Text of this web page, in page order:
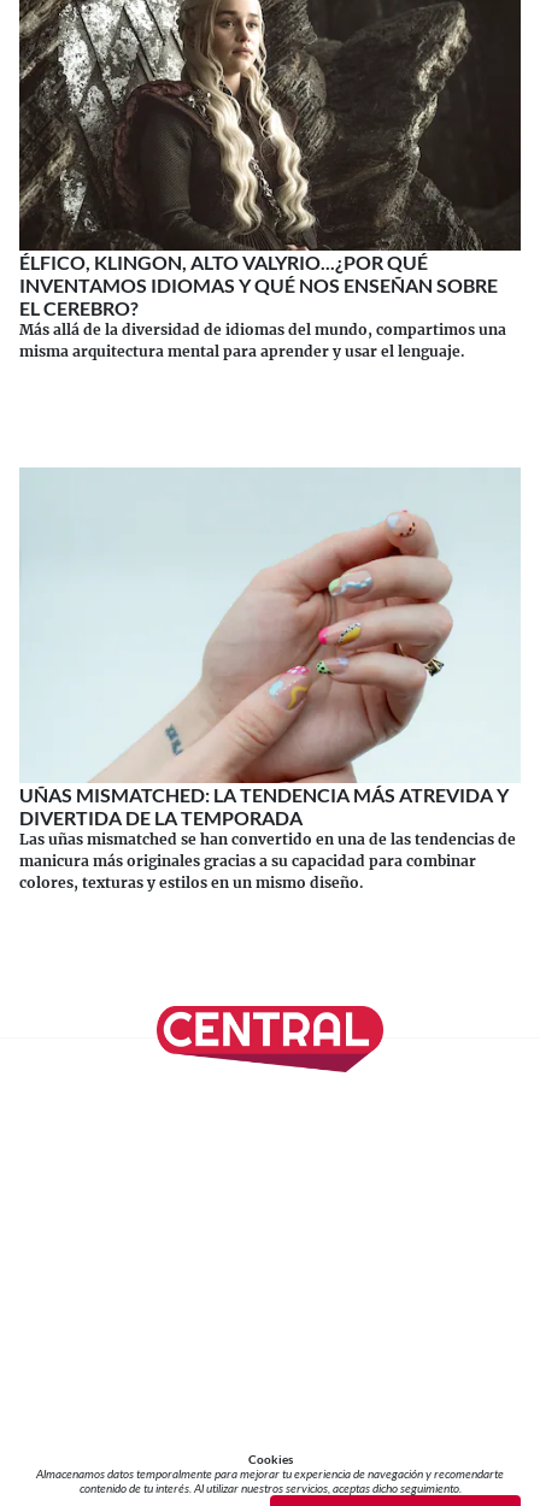
ÉLFICO, KLINGON, ALTO VALYRIO...¿POR QUÉ
INVENTAMOS IDIOMAS Y QUÉ NOS ENSEÑAN SOBRE
EL CEREBRO?
Más allá de la diversidad de idiomas del mundo, compartimos una
misma arquitectura mental para aprender y usar el lenguaje.
UÑAS MISMATCHED: LA TENDENCIA MÁS ATREVIDA Y
DIVERTIDA DE LA TEMPORADA
Las uñas mismatched se han convertido en una de las tendencias de
manicura más originales gracias a su capacidad para combinar
colores, texturas y estilos en un mismo diseño.
Cookies
Almacenamos datos temporalmente para mejorar tu experiencia de navegación y recomendarte
contenido de tu interés. Al utilizar nuestros servicios, aceptas dicho seguimiento.